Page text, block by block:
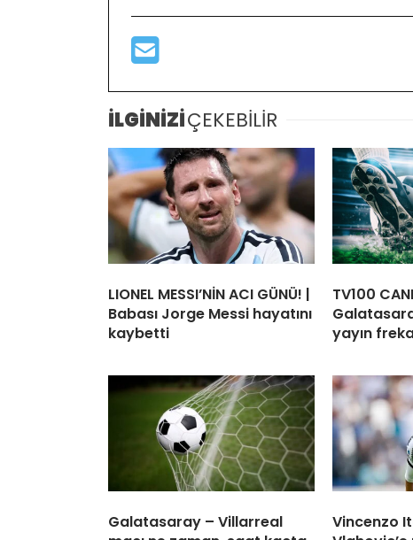
İLGİNİZİÇEKEBİLİR
LIONEL MESSI’NİN ACI GÜNÜ! |
Babası Jorge Messi hayatını
kaybetti
TV100
yayın
Galatasaray – Villarreal
Vincenzo